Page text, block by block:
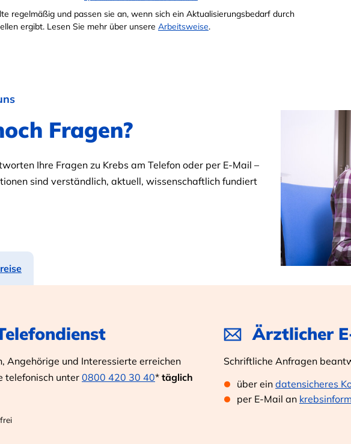
regelmäßig und passen sie an, wenn sich ein Aktualisierungsbedarf durch
ergibt. Lesen Sie mehr über unsere Arbeitsweise.
Fragen?
Ihre Fragen zu Krebs am Telefon oder per E-Mail –
sind verständlich, aktuell, wissenschaftlich fundiert
Angehörige und Interessierte erreichen
telefonisch unter 0800 420 30 40* täglich
Ärztlicher
Schriftliche Anfragen
über ein datensicheres
per E-Mail an